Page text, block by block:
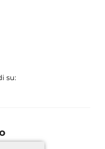
su: